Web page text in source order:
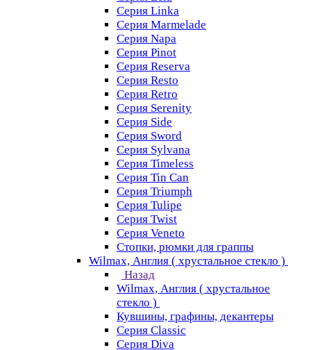
Серия Linka
Серия Marmelade
Серия Napa
Серия Pinot
Серия Reserva
Серия Resto
Серия Retro
Серия Serenity
Серия Side
Серия Sword
Серия Sуlvana
Серия Timeless
Серия Tin Can
Серия Triumph
Серия Tulipe
Серия Twist
Серия Veneto
Стопки, рюмки для граппы
Wilmax, Англия ( хрустальное стекло )
Назад
Wilmax, Англия ( хрустальное
стекло )
Кувшины, графины, декантеры
Серия Classic
Серия Diva